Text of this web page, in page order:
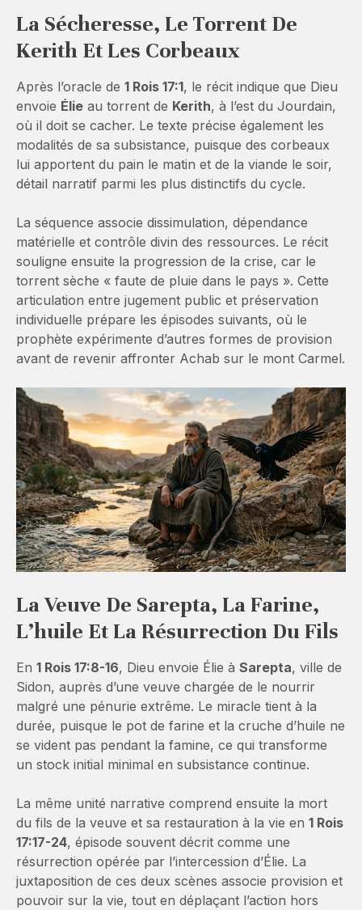
La Sécheresse, Le Torrent De
Kerith Et Les Corbeaux
Après l’oracle de 1 Rois 17:1, le récit indique que Dieu
envoie Élie au torrent de Kerith, à l’est du Jourdain,
où il doit se cacher. Le texte précise également les
modalités de sa subsistance, puisque des corbeaux
lui apportent du pain le matin et de la viande le soir,
détail narratif parmi les plus distinctifs du cycle.
La séquence associe dissimulation, dépendance
matérielle et contrôle divin des ressources. Le récit
souligne ensuite la progression de la crise, car le
torrent sèche « faute de pluie dans le pays ». Cette
articulation entre jugement public et préservation
individuelle prépare les épisodes suivants, où le
prophète expérimente d’autres formes de provision
avant de revenir affronter Achab sur le mont Carmel.
La Veuve De Sarepta, La Farine,
L’huile Et La Résurrection Du Fils
En 1 Rois 17:8-16, Dieu envoie Élie à Sarepta, ville de
Sidon, auprès d’une veuve chargée de le nourrir
malgré une pénurie extrême. Le miracle tient à la
durée, puisque le pot de farine et la cruche d’huile ne
se vident pas pendant la famine, ce qui transforme
un stock initial minimal en subsistance continue.
La même unité narrative comprend ensuite la mort
du fils de la veuve et sa restauration à la vie en 1 Rois
17:17-24, épisode souvent décrit comme une
résurrection opérée par l’intercession d’Élie. La
juxtaposition de ces deux scènes associe provision et
pouvoir sur la vie, tout en déplaçant l’action hors